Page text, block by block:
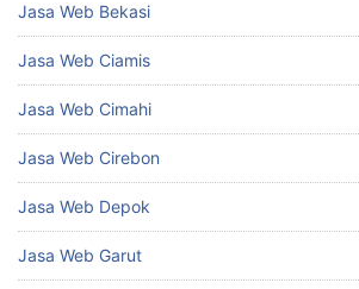
Jasa Web Bekasi
Jasa Web Ciamis
Jasa Web Cimahi
Jasa Web Cirebon
Jasa Web Depok
Jasa Web Garut